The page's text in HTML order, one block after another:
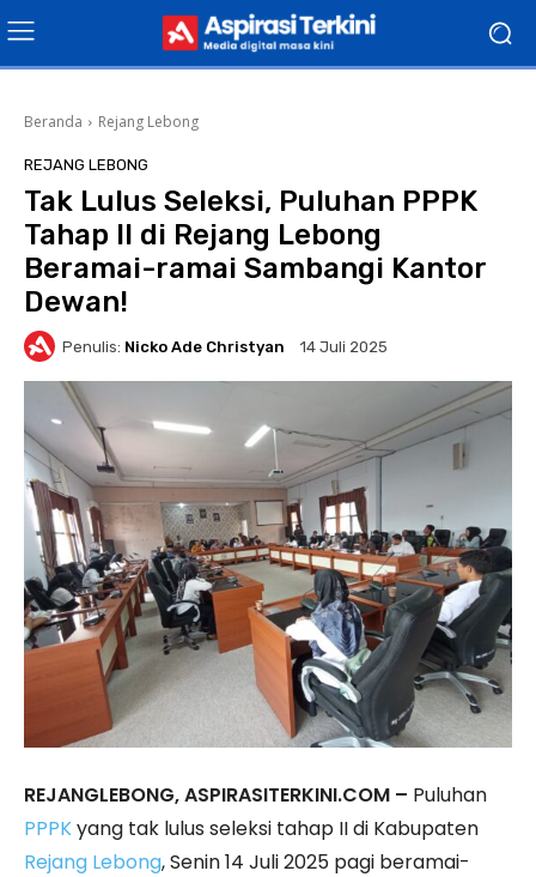
Beranda Rejang Lebong
REJANG LEBONG
Tak Lulus Seleksi, Puluhan PPPK
Tahap II di Rejang Lebong
Beramai-ramai Sambangi Kantor
Dewan!
Penulis: Nicko Ade Christyan 14 Juli 2025
REJANGLEBONG, ASPIRASITERKINI.COM – Puluhan
PPPKyang tak lulus seleksi tahap II di Kabupaten
Rejang Lebong, Senin 14 Juli 2025 pagi beramai-